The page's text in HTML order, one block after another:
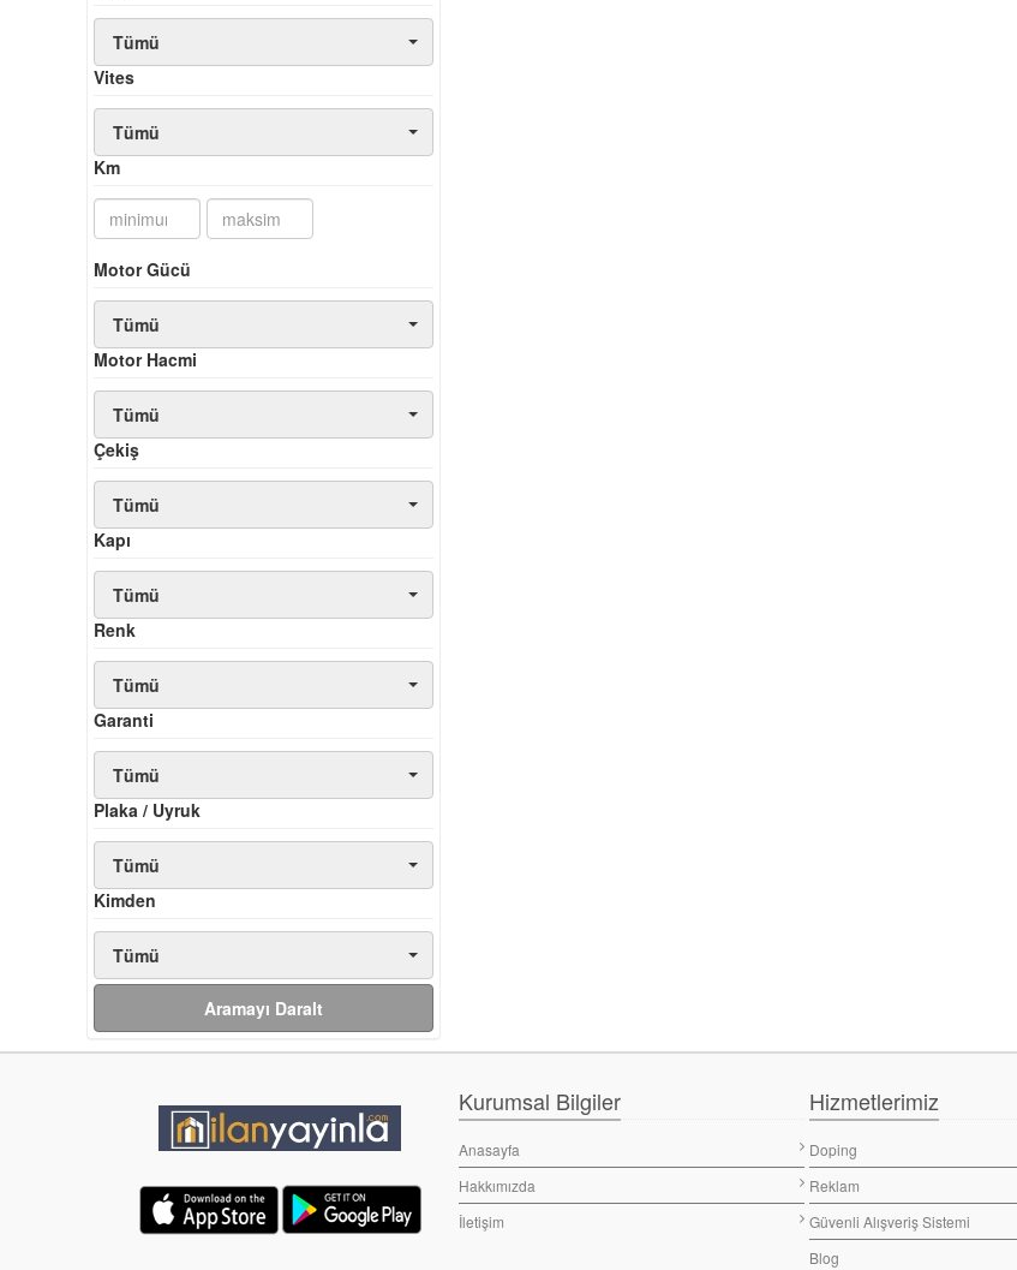
Tümü
Vites
Tümü
Km
Motor Gücü
Tümü
Motor Hacmi
Tümü
Çekiş
Tümü
Kapı
Tümü
Renk
Tümü
Garanti
Tümü
Plaka / Uyruk
Tümü
Kimden
Tümü
Aramayı Daralt
Kurumsal Bilgiler
Anasayfa
Hakkımızda
İletişim
Hizmetlerimiz
Doping
Reklam
Güvenli Alışveriş Sistemi
Blog